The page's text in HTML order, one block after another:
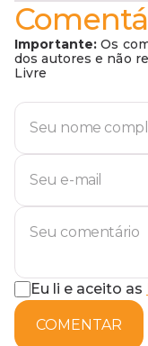
Importante: Os
dos autores e não
Livre
Eu li e aceito as
COMENTAR